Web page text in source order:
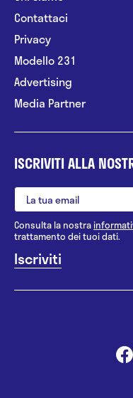
Contattaci
Privacy
Modello 231
Advertising
Media Partner
ISCRIVITI ALLA
Consulta la nostra
trattamento dei tuoi dati.